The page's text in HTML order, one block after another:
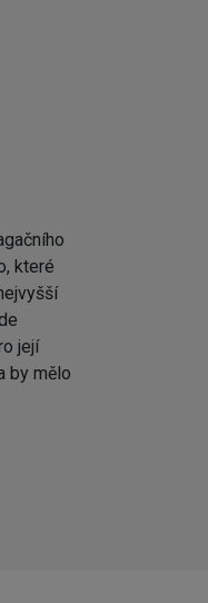
které
její
by mělo